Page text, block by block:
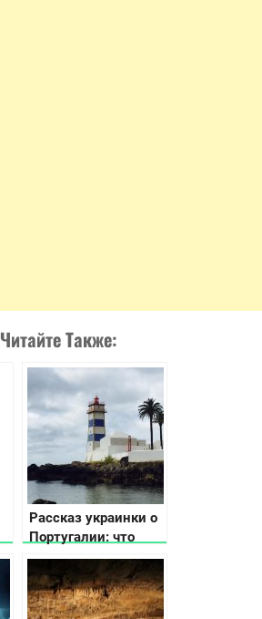
Читайте Также:
Рассказ украинки о
Португалии: что
посмотреть, о
людях, работе и еде